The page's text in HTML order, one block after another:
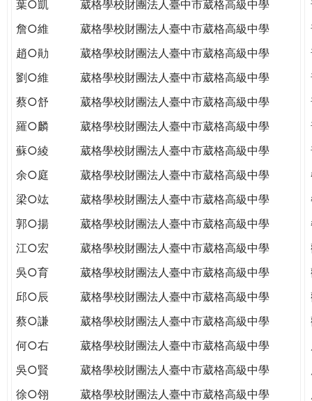
葉○凱
葳格學校財團法人臺中市葳格高級中學
詹○維
葳格學校財團法人臺中市葳格高級中學
趙○勛
葳格學校財團法人臺中市葳格高級中學
劉○維
葳格學校財團法人臺中市葳格高級中學
蔡○舒
葳格學校財團法人臺中市葳格高級中學
羅○麟
葳格學校財團法人臺中市葳格高級中學
蘇○綾
葳格學校財團法人臺中市葳格高級中學
余○庭
葳格學校財團法人臺中市葳格高級中學
梁○竑
葳格學校財團法人臺中市葳格高級中學
郭○揚
葳格學校財團法人臺中市葳格高級中學
江○宏
葳格學校財團法人臺中市葳格高級中學
吳○育
葳格學校財團法人臺中市葳格高級中學
邱○辰
葳格學校財團法人臺中市葳格高級中學
蔡○謙
葳格學校財團法人臺中市葳格高級中學
何○右
葳格學校財團法人臺中市葳格高級中學
吳○賢
葳格學校財團法人臺中市葳格高級中學
徐○翎
葳格學校財團法人臺中市葳格高級中學